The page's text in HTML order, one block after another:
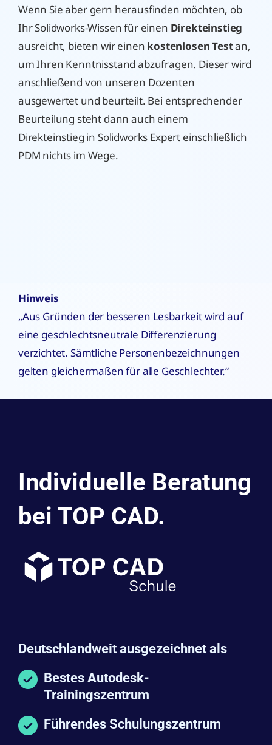
Wenn Sie aber gern herausfinden möchten, ob
Ihr Solidworks-Wissen für einen Direkteinstieg
ausreicht, bieten wir einen kostenlosen Testan,
um Ihren Kenntnisstand abzufragen. Dieser wird
anschließend von unseren Dozenten
ausgewertet und beurteilt. Bei entsprechender
Beurteilung steht dann auch einem
Direkteinstieg in Solidworks Expert einschließlich
PDM nichts im Wege.
Hinweis
„Aus Gründen der besseren Lesbarkeit wird auf
eine geschlechtsneutrale Differenzierung
verzichtet. Sämtliche Personenbezeichnungen
gelten gleichermaßen für alle Geschlechter.“
Individuelle Beratung
bei TOP CAD.
Deutschlandweit ausgezeichnet als
Bestes Autodesk-
Trainingszentrum
Führendes Schulungszentrum